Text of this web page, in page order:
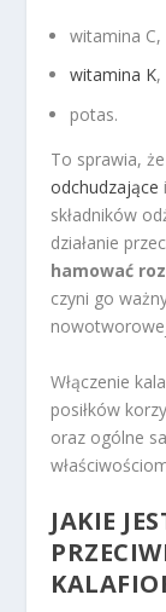
witamina C,
witamina K,
potas.
To sprawia,
odchudzające
składników
działanie
hamować
czyni go
Włączenie
posiłków
oraz ogólne
JAKIE